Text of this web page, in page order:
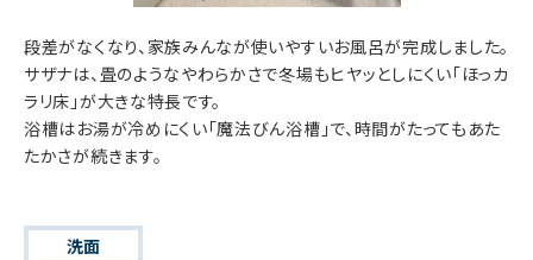
段差がなくなり、家族みんなが使いやすいお風呂が完成しました。
サザナは、畳のようなやわらかさで冬場もヒヤッとしにくい「ほっカ
ラリ床」が大きな特長です。​
浴槽はお湯が冷めにくい「魔法びん浴槽」で、時間がたってもあた
たかさが続きます。
洗面